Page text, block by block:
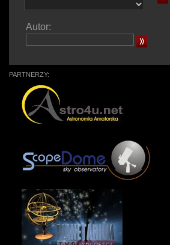
Autor:
PARTNERZY: